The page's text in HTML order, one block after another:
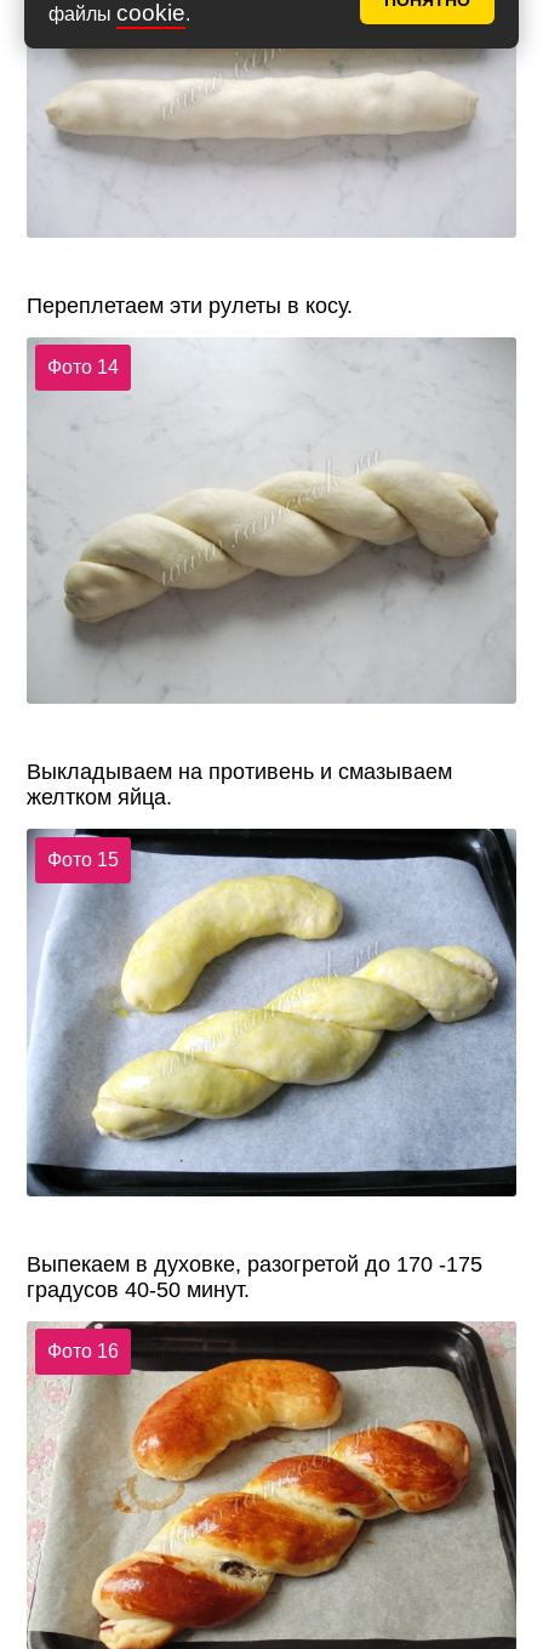
файлы cookie.
Переплетаем эти рулеты в косу.
Фото 14
Выкладываем на противень и смазываем
желтком яйца.
Фото 15
Выпекаем в духовке, разогретой до 170 -175
градусов 40-50 минут.
Фото 16